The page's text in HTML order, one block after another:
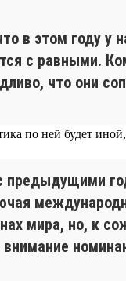
в этом году у
с равными.
что они
по ней будет
предыдущими
мира, но, к